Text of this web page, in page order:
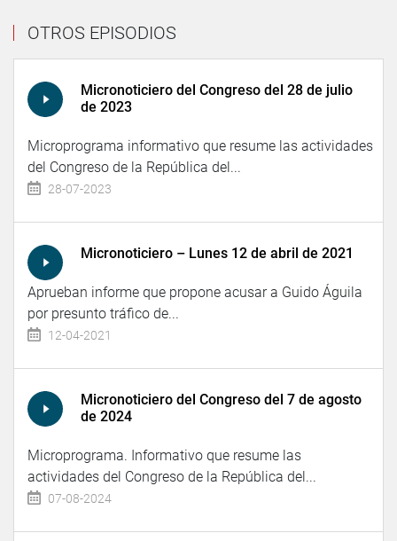
OTROS EPISODIOS
Micronoticiero del Congreso del 28 de julio
de 2023
Microprograma informativo que resume las actividades
del Congreso de la República del...
28-07-2023
Micronoticiero – Lunes 12 de abril de 2021
Aprueban informe que propone acusar a Guido Águila
por presunto tráfico de...
12-04-2021
Micronoticiero del Congreso del 7 de agosto
de 2024
Microprograma. Informativo que resume las
actividades del Congreso de la República del...
07-08-2024